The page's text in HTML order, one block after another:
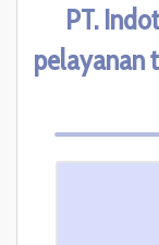
PT.
pelayanan